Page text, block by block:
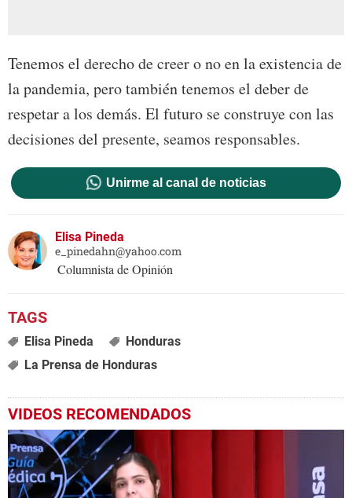
Tenemos el derecho de creer o no en la existencia de
la pandemia, pero también tenemos el deber de
respetar a los demás. El futuro se construye con las
decisiones del presente, seamos responsables.
Unirme al canal de noticias
Elisa Pineda
e_pinedahn@yahoo.com
Columnista de Opinión
Elisa Pineda
Honduras
La Prensa de Honduras
VIDEOS RECOMENDADOS